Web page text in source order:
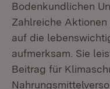
Bodenkundlichen
Zahlreiche
auf die
aufmerksam. Sie
Beitrag für